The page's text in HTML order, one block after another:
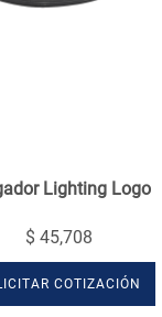
Lighting Logo
$ 45,708
COTIZACIÓN